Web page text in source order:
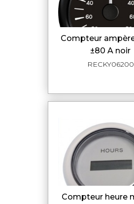
compteur ampèremètre
±80 A noir
RECKY06200
compteur heure moteur